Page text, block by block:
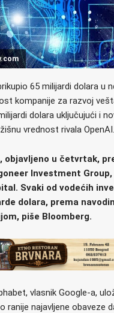
65 milijardi dolara u
kompanije za razvoj
dolara uključujući i
vrednost rivala OpenAI.
objavljeno u četvrtak,
Investment
Svaki od vodećih
dolara, prema
piše Bloomberg.
vlasnik Google-a,
ranije najavljene obaveze